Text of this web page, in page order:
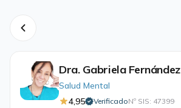
Dra. Gabriela Fernández
Salud Mental
4,95
VerificadoNº SIS: 47399·